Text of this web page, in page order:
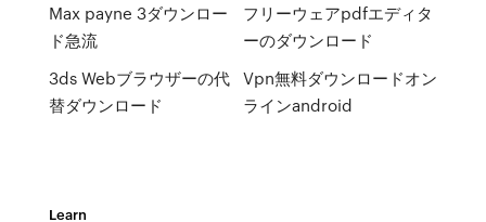
Max payne 3ダウンロー
ド急流
3ds Webブラウザーの代
替ダウンロード
フリーウェアpdfエディタ
ーのダウンロード
Vpn無料ダウンロードオン
ラインandroid
Learn